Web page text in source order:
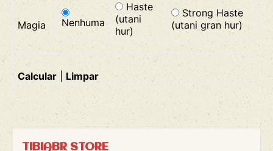
Magia Nenhuma
Haste
(utani
hur)
Strong Haste
(utani gran hur)
Calcular Limpar
TIBIABR STORE